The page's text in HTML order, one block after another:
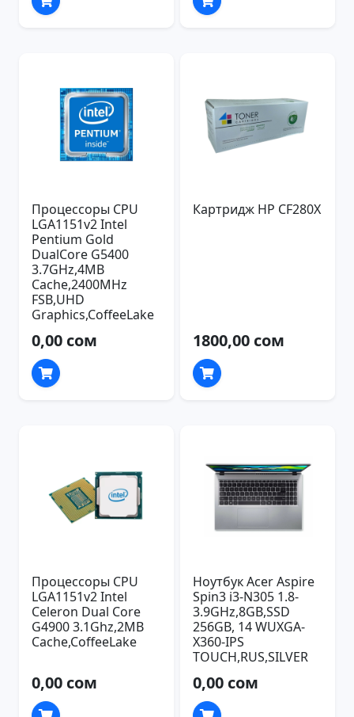
Процессоры CPU
LGA1151v2 Intel
Pentium Gold
DualCore G5400
3.7GHz,4MB
Cache,2400MHz
FSB,UHD
Graphics,CoffeeLake
0,00 сом
Картридж HP CF280X
1800,00 сом
Процессоры CPU
LGA1151v2 Intel
Celeron Dual Core
G4900 3.1Ghz,2MB
Cache,CoffeeLake
0,00 сом
Ноутбук Acer Aspire
Spin3 i3-N305 1.8-
3.9GHz,8GB,SSD
256GB, 14 WUXGA-
X360-IPS
TOUCH,RUS,SILVER
0,00 сом